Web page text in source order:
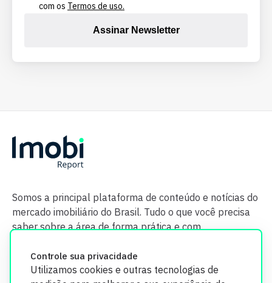
Controle sua privacidade
Utilizamos cookies e outras tecnologias de
com os Termos de uso.
Assinar Newsletter
Somos a principal plataforma de conteúdo e notícias do
mercado imobiliário do Brasil. Tudo o que você precisa
saber sobre a área de forma prática e com